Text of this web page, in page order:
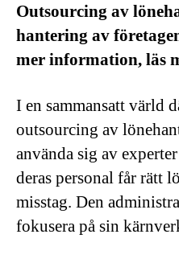
Outsourcing av
hantering av
mer information, läs
I en sammansatt värld
outsourcing av
använda sig av
deras personal får rätt
misstag. Den
fokusera på sin